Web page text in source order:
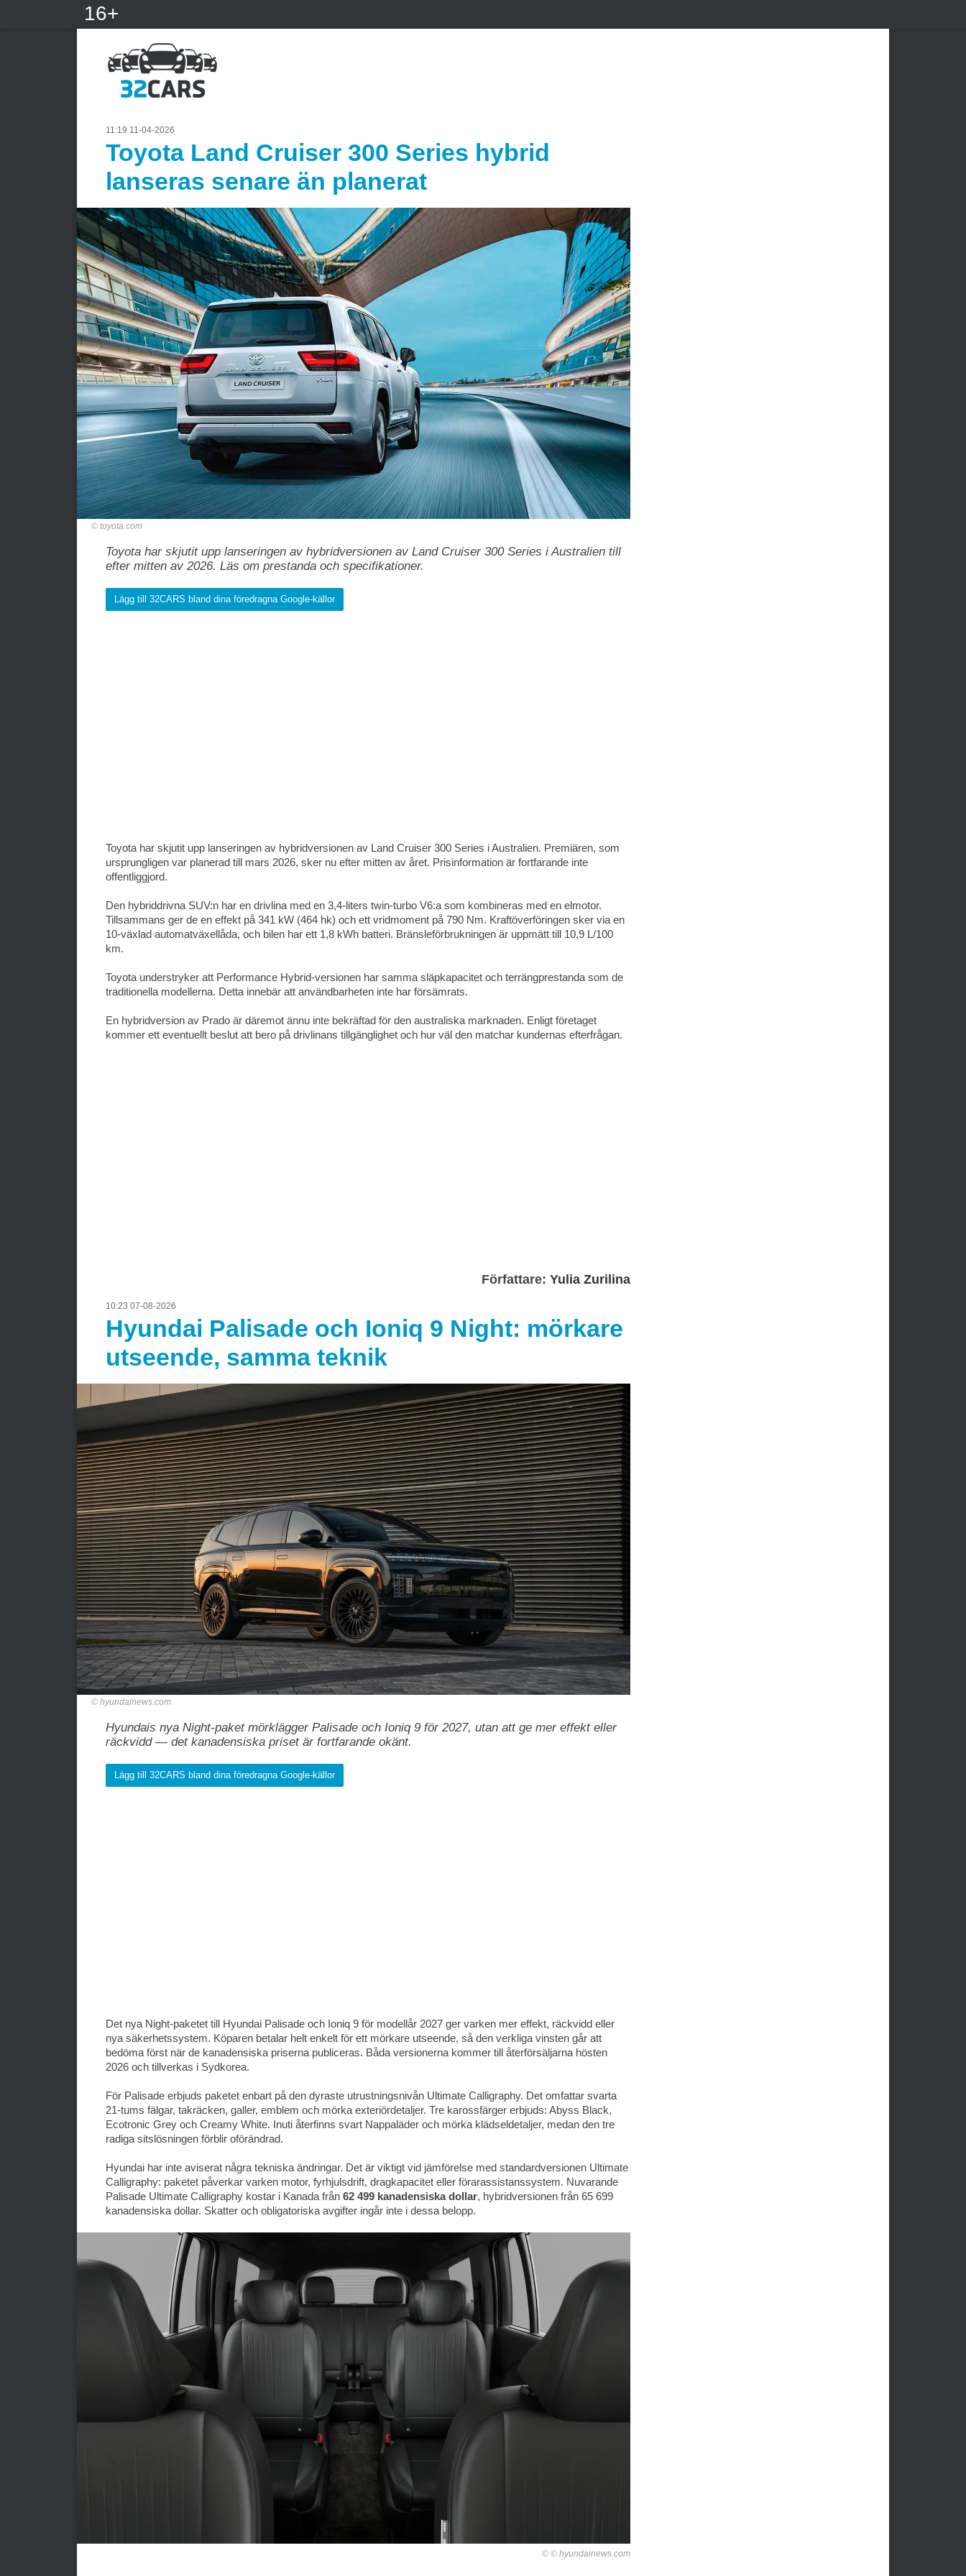
16+
11:19 11-04-2026
Toyota Land Cruiser 300 Series hybrid
lanseras senare än planerat
toyota.com
Toyota har skjutit upp lanseringen av hybridversionen av Land Cruiser 300 Series i Australien till
efter mitten av 2026. Läs om prestanda och specifikationer.
Lägg till 32CARS bland dina föredragna Google-källor
Toyota har skjutit upp lanseringen av hybridversionen av Land Cruiser 300 Series i Australien. Premiären, som
ursprungligen var planerad till mars 2026, sker nu efter mitten av året. Prisinformation är fortfarande inte
offentliggjord.
Den hybriddrivna SUV:n har en drivlina med en 3,4-liters twin-turbo V6:a som kombineras med en elmotor.
Tillsammans ger de en effekt på 341 kW (464 hk) och ett vridmoment på 790 Nm. Kraftöverföringen sker via en
10-växlad automatväxellåda, och bilen har ett 1,8 kWh batteri. Bränsleförbrukningen är uppmätt till 10,9 L/100
km.
Toyota understryker att Performance Hybrid-versionen har samma släpkapacitet och terrängprestanda som de
traditionella modellerna. Detta innebär att användbarheten inte har försämrats.
En hybridversion av Prado är däremot ännu inte bekräftad för den australiska marknaden. Enligt företaget
kommer ett eventuellt beslut att bero på drivlinans tillgänglighet och hur väl den matchar kundernas efterfrågan.
Författare: Yulia Zurilina
10:23 07-08-2026
Hyundai Palisade och Ioniq 9 Night: mörkare
utseende, samma teknik
hyundainews.com
Hyundais nya Night-paket mörklägger Palisade och Ioniq 9 för 2027, utan att ge mer effekt eller
räckvidd — det kanadensiska priset är fortfarande okänt.
Lägg till 32CARS bland dina föredragna Google-källor
Det nya Night-paketet till Hyundai Palisade och Ioniq 9 för modellår 2027 ger varken mer effekt, räckvidd eller
nya säkerhetssystem. Köparen betalar helt enkelt för ett mörkare utseende, så den verkliga vinsten går att
bedöma först när de kanadensiska priserna publiceras. Båda versionerna kommer till återförsäljarna hösten
2026 och tillverkas i Sydkorea.
För Palisade erbjuds paketet enbart på den dyraste utrustningsnivån Ultimate Calligraphy. Det omfattar svarta
21-tums fälgar, takräcken, galler, emblem och mörka exteriördetaljer. Tre karossfärger erbjuds: Abyss Black,
Ecotronic Grey och Creamy White. Inuti återfinns svart Nappaläder och mörka klädseldetaljer, medan den tre
radiga sitslösningen förblir oförändrad.
Hyundai har inte aviserat några tekniska ändringar. Det är viktigt vid jämförelse med standardversionen Ultimate
Calligraphy: paketet påverkar varken motor, fyrhjulsdrift, dragkapacitet eller förarassistanssystem. Nuvarande
Palisade Ultimate Calligraphy kostar i Kanada från 62 499 kanadensiska dollar, hybridversionen från 65 699
kanadensiska dollar. Skatter och obligatoriska avgifter ingår inte i dessa belopp.
© hyundainews.com